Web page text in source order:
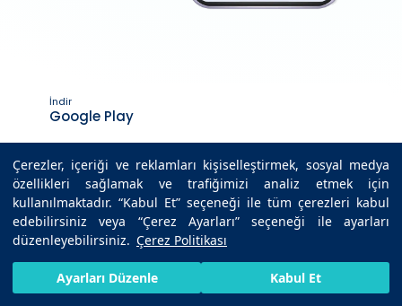
Çerezler, içeriği ve reklamları kişiselleştirmek, sosyal medya
özellikleri sağlamak ve trafiğimizi analiz etmek için
kullanılmaktadır. “Kabul Et” seçeneği ile tüm çerezleri kabul
edebilirsiniz veya “Çerez Ayarları” seçeneği ile ayarları
düzenleyebilirsiniz. Çerez Politikası
Ayarları Düzenle Kabul Et
İndir
Google Play
App Store
Son Güncelleme Tarihi : 13.10.2025 12:33
HIZLI RANDEVU AL BIZE ULAŞIN